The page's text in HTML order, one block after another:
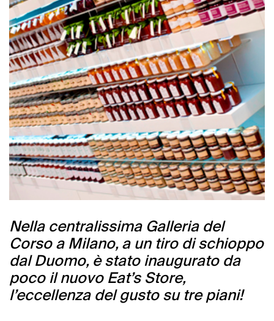
Nella centralissima Galleria del
Corso a Milano, a un tiro di schioppo
dal Duomo, è stato inaugurato da
poco il nuovo Eat’s Store,
l’eccellenza del gusto su tre piani!